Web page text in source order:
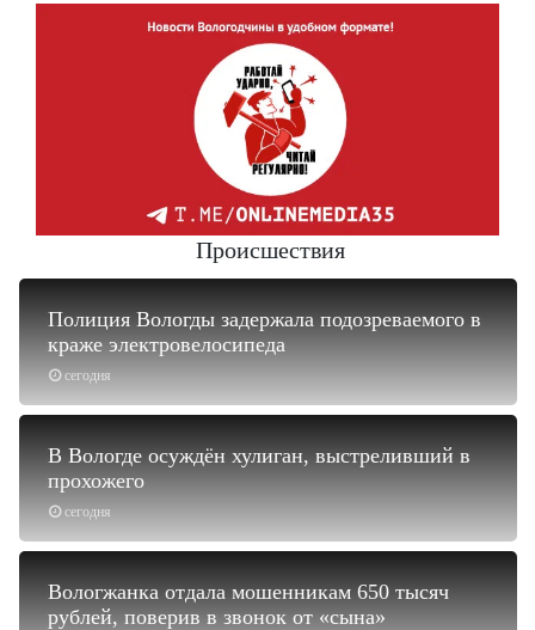
Происшествия
сегодня
Полиция Вологды задержала подозреваемого в
краже электровелосипеда
сегодня
В Вологде осуждён хулиган, выстреливший в
прохожего
Вологжанка отдала мошенникам 650 тысяч
рублей, поверив в звонок от «сына»